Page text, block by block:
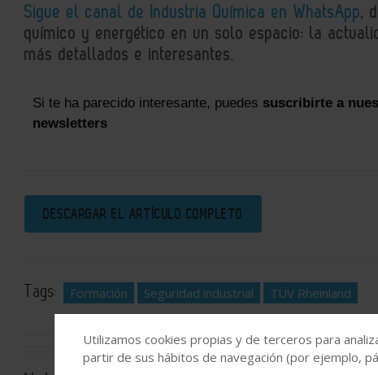
Sigue el canal de Industria Química en WhatsApp,
químico y energético en un solo espacio: la
más detallados e interesantes.
Si te ha parecido interesante, puedes suscribirte a
newsletters
DESCARGAR EL ARTÍCULO COMPLETO
Tags: Formación Seguridad industrial TÜV Rheinland
Utilizamos cookies propias y de terceros para
partir de sus hábitos de navegación (por ejemplo,